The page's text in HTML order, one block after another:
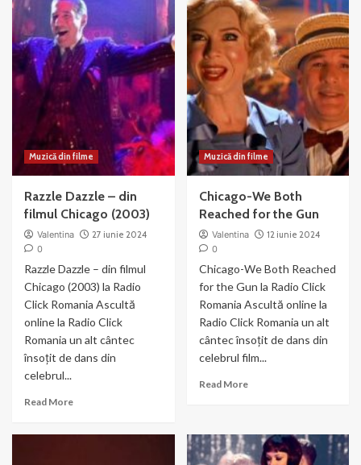
Liza
Minnelli
si
Joel
Gray
–
Nowadays
–
muzica
si
dans
din
Chicago
Muzică din filme
Razzle Dazzle – din
filmul Chicago (2003)
Valentina
27 iunie 2024
0
Razzle Dazzle – din filmul
Chicago (2003) la Radio
Click Romania Ascultă
online la Radio Click
Romania un alt cântec
însoțit de dans din
celebrul...
Read MoreRead
Muzică din filme
Chicago-We Both
Reached for the Gun
Valentina
12 iunie 2024
0
Chicago-We Both Reached
for the Gun la Radio Click
Romania Ascultă online la
Radio Click Romania un alt
cântec însoțit de dans din
celebrul film...
Read MoreRead
We
Both